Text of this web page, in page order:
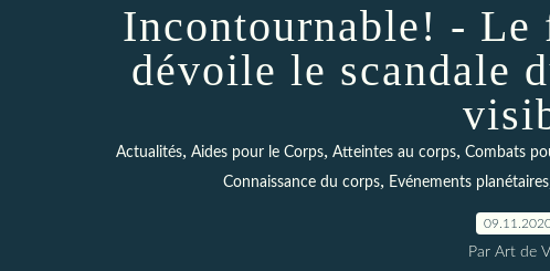
Incontournable! -
dévoile le scandale
Actualités, Aides pour le Corps, Atteintes au corps, Combats
Connaissance du corps, Evénements planétaires
Par Art de